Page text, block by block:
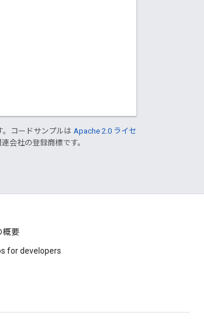
。コードサンプルは Apache 2.0 ライセ
会社の登録商標です。
概要
for developers